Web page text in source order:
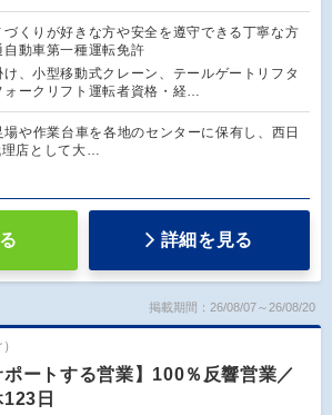
づくりが好きな方や安全を遵守できる丁寧な方
自動車第一種運転免許
け、小型移動式クレーン、テールゲートリフタ
ォークリフト運転者資格・経…
場や作業台車を各地のセンターに保有し、西日
店として大…
詳細を見る
掲載期間：26/08/07～26/08/20
ポートする営業】100％反響営業／
日